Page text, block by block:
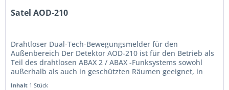
Satel AOD-210
Drahtloser Dual-Tech-Bewegungsmelder für den
Außenbereich Der Detektor AOD-210 ist für den Betrieb als
Teil des drahtlosen ABAX 2 / ABAX -Funksystems sowohl
außerhalb als auch in geschützten Räumen geeignet, in
Inhalt 1 Stück